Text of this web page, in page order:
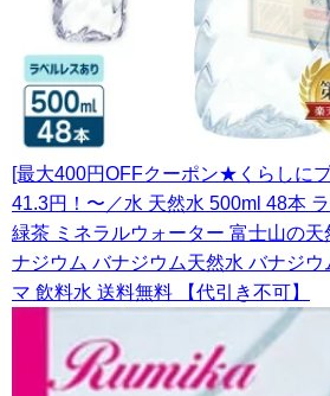
[最大400円OFFクーポン★くらしに
41.3円！〜／水 天然水 500ml 48本
緑茶 ミネラルウォーター 富士山の
ナジウム バナジウム天然水 バナジ
マ 飲料水 送料無料 【代引き不可】